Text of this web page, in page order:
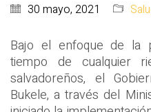
30 mayo, 2021
Bajo el enfoque de la
tiempo de cualquier
salvadoreños, el
Bukele, a través del